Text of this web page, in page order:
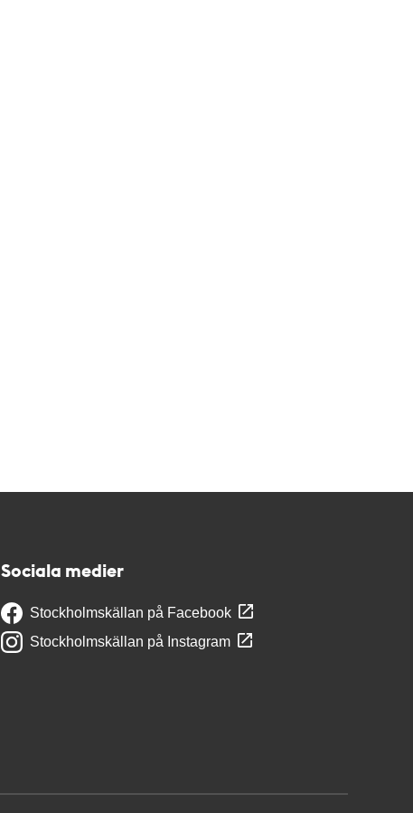
Sociala medier
Stockholmskällan på Facebook
Stockholmskällan på Instagram